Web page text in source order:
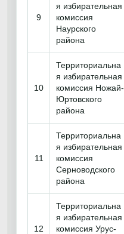
9
я избирательная
комиссия
Наурского
района
10
Территориальна
я избирательная
комиссия Ножай-
Юртовского
района
11
Территориальна
я избирательная
комиссия
Серноводского
района
12
Территориальна
я избирательная
комиссия Урус-